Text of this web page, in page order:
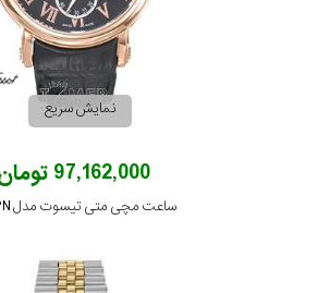
نمایش سریع
97,162,000 تومان
ساعت مچی متی تیسوت مدل H7020PN